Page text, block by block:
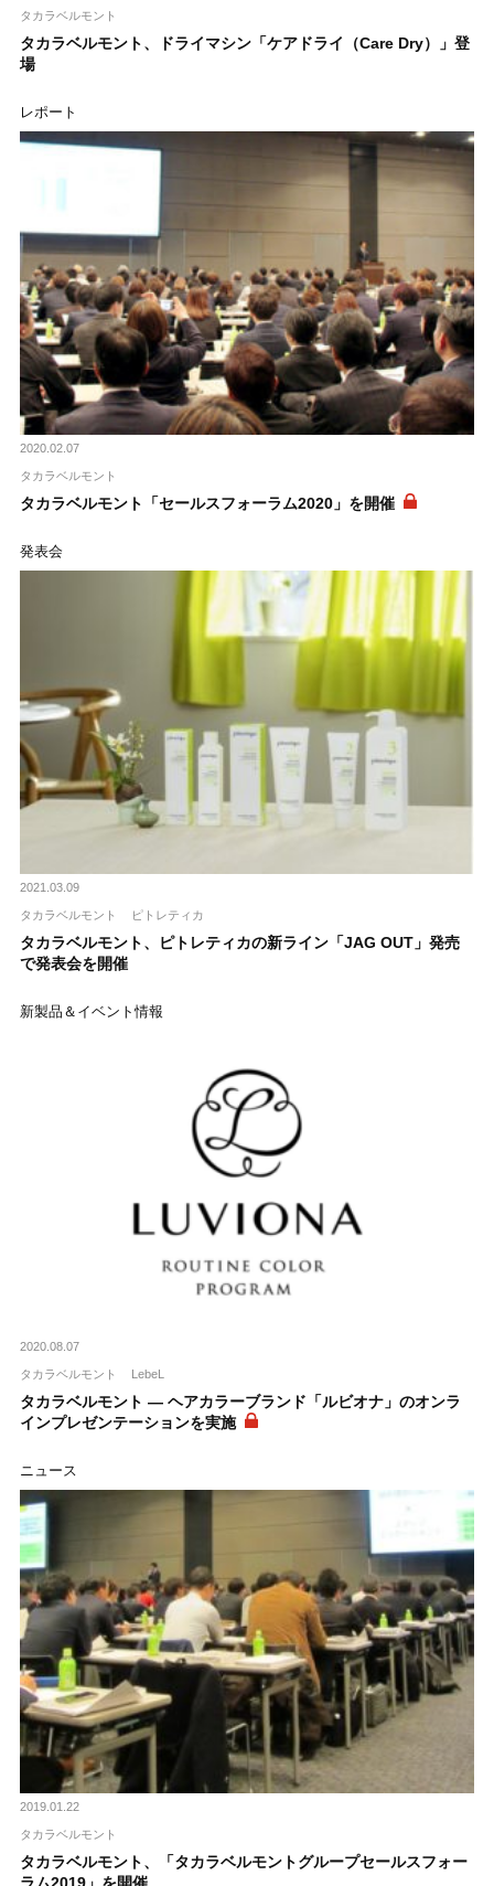
タカラベルモント
タカラベルモント、ドライマシン「ケアドライ（Care Dry）」登
場
レポート
2020.02.07
タカラベルモント
タカラベルモント「セールスフォーラム2020」を開催
発表会
2021.03.09
タカラベルモント ピトレティカ
タカラベルモント、ピトレティカの新ライン「JAG OUT」発売
で発表会を開催
新製品＆イベント情報
2020.08.07
タカラベルモント LebeL
タカラベルモント ― ヘアカラーブランド「ルビオナ」のオンラ
インプレゼンテーションを実施
ニュース
2019.01.22
タカラベルモント
タカラベルモント、「タカラベルモントグループセールスフォー